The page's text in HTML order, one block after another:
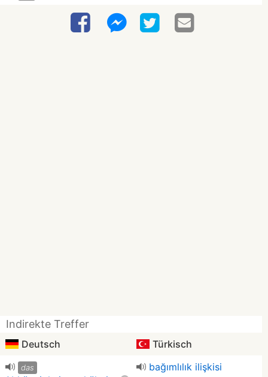
Indirekte Treffer
Deutsch Türkisch
das bağımlılık ilişkisi